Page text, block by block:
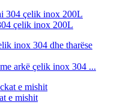
çelik inox 200L
arkë çelik inox 304 ...
e mishit